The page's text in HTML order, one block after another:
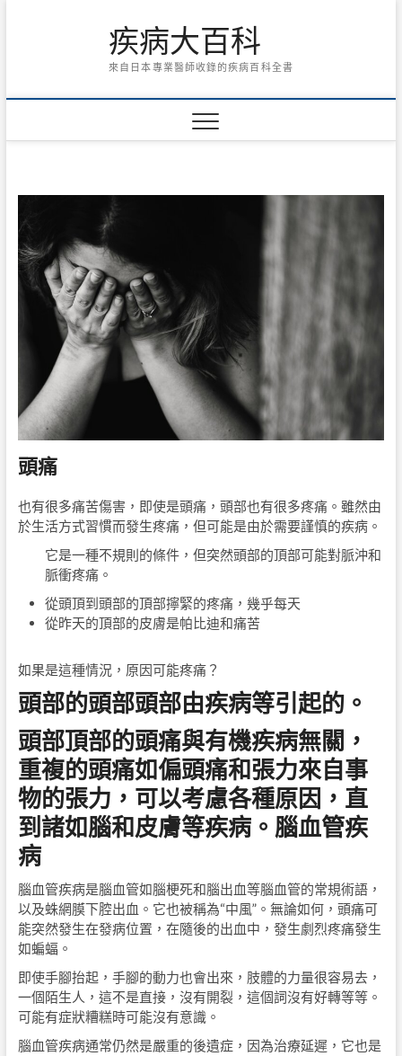
疾病大百科
來自日本專業醫師收錄的疾病百科全書
頭痛
也有很多痛苦傷害，即使是頭痛，頭部也有很多疼痛。雖然由
於生活方式習慣而發生疼痛，但可能是由於需要謹慎的疾病。
它是一種不規則的條件，但突然頭部的頂部可能對脈沖和
脈衝疼痛。
從頭頂到頭部的頂部擰緊的疼痛，幾乎每天
從昨天的頂部的皮膚是帕比迪和痛苦
如果是這種情況，原因可能疼痛？
頭部的頭部頭部由疾病等引起的。
頭部頂部的頭痛與有機疾病無關，
重複的頭痛如偏頭痛和張力來自事
物的張力，可以考慮各種原因，直
到諸如腦和皮膚等疾病。腦血管疾
病
腦血管疾病是腦血管如腦梗死和腦出血等腦血管的常規術語，
以及蛛網膜下腔出血。它也被稱為“中風”。無論如何，頭痛可
能突然發生在發病位置，在隨後的出血中，發生劇烈疼痛發生
如蝙蝠。
即使手腳抬起，手腳的動力也會出來，肢體的力量很容易去，
一個陌生人，這不是直接，沒有開裂，這個詞沒有好轉等等。
可能有症狀糟糕時可能沒有意識。
腦血管疾病通常仍然是嚴重的後遺症，因為治療延遲，它也是